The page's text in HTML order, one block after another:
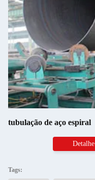
tubulação de aço espiral
Detalhe
Tags: